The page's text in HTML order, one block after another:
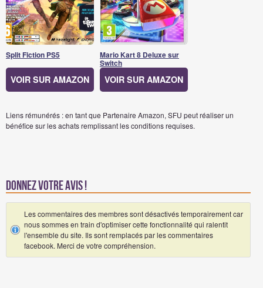
Split Fiction PS5
VOIR SUR AMAZON
Mario Kart 8 Deluxe sur
Switch
VOIR SUR AMAZON
Liens rémunérés : en tant que Partenaire Amazon, SFU peut réaliser un
bénéfice sur les achats remplissant les conditions requises.
Donnez votre avis !
Les commentaires des membres sont désactivés temporairement car
nous sommes en train d'optimiser cette fonctionnalité qui ralentit
l'ensemble du site. Ils sont remplacés par les commentaires
facebook. Merci de votre compréhension.